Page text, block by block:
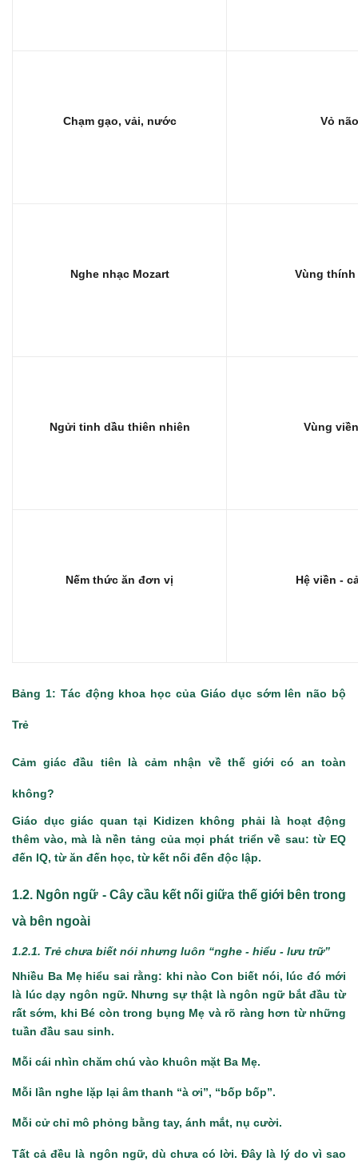
Chạm gạo, vải, nước Vỏ
Nghe nhạc Mozart Vùng thính
Ngửi tinh dầu thiên nhiên Vùng
Nếm thức ăn đơn vị Hệ viền -
Bảng 1: Tác động khoa học của Giáo dục sớm lên não bộ
Trẻ
Cảm giác đầu tiên là cảm nhận về thế giới có an toàn
không?
Giáo dục giác quan tại Kidizen không phải là hoạt động
thêm vào, mà là nền tảng của mọi phát triển về sau: từ EQ
đến IQ, từ ăn đến học, từ kết nối đến độc lập.
1.2. Ngôn ngữ - Cây cầu kết nối giữa thế giới bên trong
và bên ngoài
1.2.1. Trẻ chưa biết nói nhưng luôn “nghe - hiểu - lưu trữ”
Nhiều Ba Mẹ hiểu sai rằng: khi nào Con biết nói, lúc đó mới
là lúc dạy ngôn ngữ. Nhưng sự thật là ngôn ngữ bắt đầu từ
rất sớm, khi Bé còn trong bụng Mẹ và rõ ràng hơn từ những
tuần đầu sau sinh.
Mỗi cái nhìn chăm chú vào khuôn mặt Ba Mẹ.
Mỗi lần nghe lặp lại âm thanh “à ơi”, “bốp bốp”.
Mỗi cử chỉ mô phỏng bằng tay, ánh mắt, nụ cười.
Tất cả đều là ngôn ngữ, dù chưa có lời. Đây là lý do vì sao